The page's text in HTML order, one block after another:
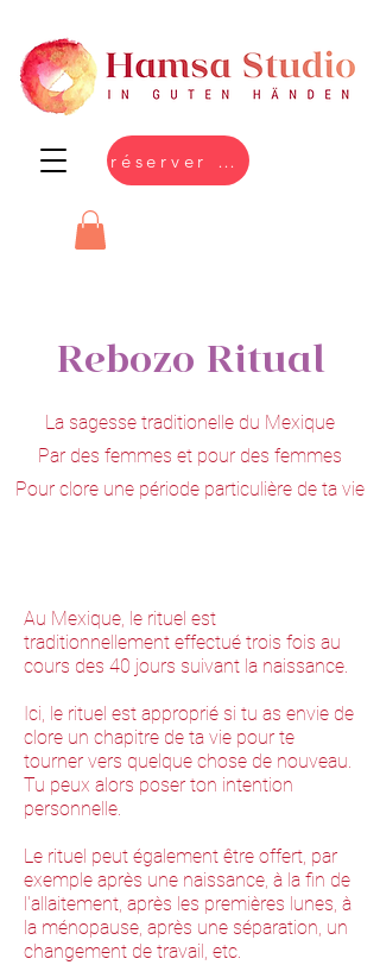
réserver en ligne
Rebozo Ritual
La sagesse traditionelle du Mexique
Par des femmes et pour des femmes
Pour clore une période particulière de ta vie
Au Mexique, le rituel est
traditionnellement effectué trois fois au
cours des 40 jours suivant la naissance.
Ici, le rituel est approprié si tu as envie de
clore un chapitre de ta vie pour te
tourner vers quelque chose de nouveau.
Tu peux alors poser ton intention
personnelle.
Le rituel peut également être offert, par
exemple après une naissance, à la fin de
l'allaitement, après les premières lunes, à
la ménopause, après une séparation, un
changement de travail, etc.